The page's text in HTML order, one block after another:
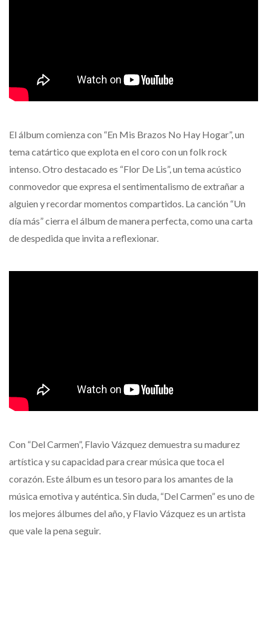
El álbum comienza con “En Mis Brazos No Hay Hogar”, un
tema catártico que explota en el coro con un folk rock
intenso. Otro destacado es “Flor De Lis”, un tema acústico
conmovedor que expresa el sentimentalismo de extrañar a
alguien y recordar momentos compartidos. La canción “Un
día más” cierra el álbum de manera perfecta, como una carta
de despedida que invita a reflexionar.
Con “Del Carmen”, Flavio Vázquez demuestra su madurez
artística y su capacidad para crear música que toca el
corazón. Este álbum es un tesoro para los amantes de la
música emotiva y auténtica. Sin duda, “Del Carmen” es uno de
los mejores álbumes del año, y Flavio Vázquez es un artista
que vale la pena seguir.